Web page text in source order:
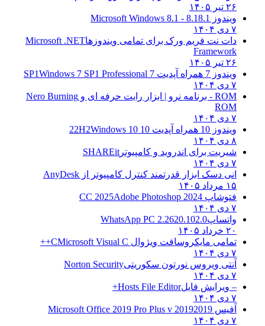
۲۶ تیر ۱۴۰۵
ویندوز 8.1
8.1 - Microsoft Windows 8.1
۷ دی ۱۴۰۴
دات نت فریم ورک برای تمامی ویندوزهاMicrosoft .NET
Framework
۲۶ تیر ۱۴۰۵
ویندوز 7 همراه آپدیت 7 SP1
Windows 7 SP1 Professional
۷ دی ۱۴۰۴
ROM - برنامه نرو | ابزار رایت حرفه ای و
Nero Burning
ROM
۷ دی ۱۴۰۴
ویندوز 10 همراه آپدیت 10 22H2
Windows 10
۸ دی ۱۴۰۴
شیریت برای اندروید و کامپیوتر SHAREit
۷ دی ۱۴۰۴
انی دسک ابزار قدرتمند کنترل کامپیوتر از AnyDesk
۱۵ مرداد ۱۴۰۵
فتوشاپ CC 2025 Adobe Photoshop 2024
۷ دی ۱۴۰۴
واتساپWhatsApp PC 2.2620.102.0
۲۰ خرداد ۱۴۰۵
تمامی مایکروسافت ویژوال C Microsoft Visual C++
۷ دی ۱۴۰۴
آنتی ویروس نورتون سکوریتیNorton Security
۷ دی ۱۴۰۴
– ویرایش فایلHosts File Editor+
۷ دی ۱۴۰۴
آفیس 2019 2019 Microsoft Office 2019 Pro Plus v
۷ دی ۱۴۰۴